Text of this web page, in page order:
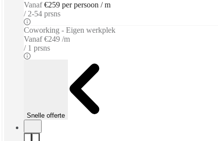
Vanaf €259 per persoon / m
2-54 prsns
Coworking - Eigen werkplek
Vanaf €249 /m
1 prsns
Snelle offerte